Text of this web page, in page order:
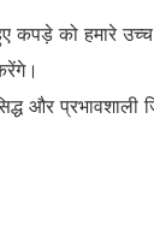
को हमारे उच्च
प्रभावशाली